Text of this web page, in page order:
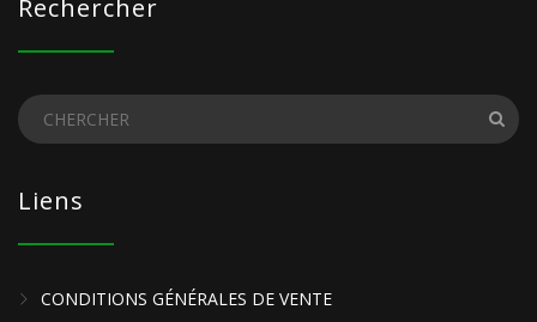
Rechercher
Liens
CONDITIONS GÉNÉRALES DE VENTE